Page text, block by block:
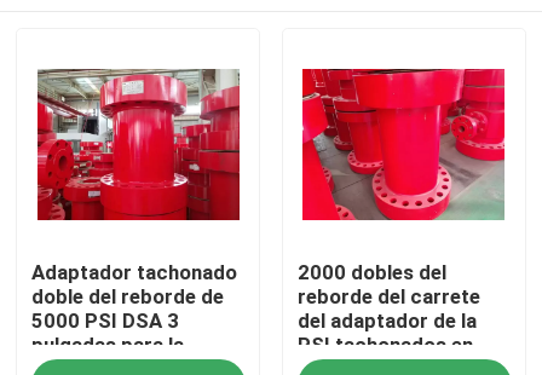
Inicio
Adaptador tachonado
doble del reborde de
5000 PSI DSA 3
pulgadas para la
perforación
2000 dobles del
reborde del carrete
del adaptador de la
PSI tachonados en
industria petrolera